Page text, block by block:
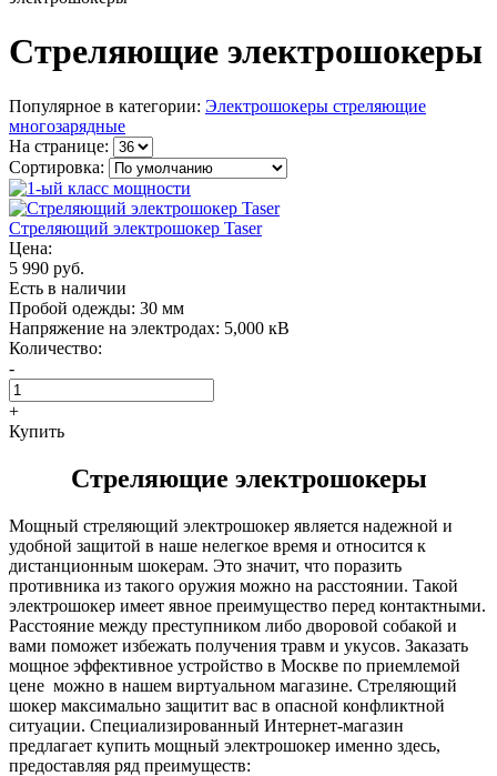
Стреляющие электрошокеры
Популярное в категории: Электрошокеры стреляющие
многозарядные
На странице:
Сортировка:
Стреляющий электрошокер Taser
Цена:
5 990 руб.
Есть в наличии
Пробой одежды: 30 мм
Напряжение на электродах: 5,000 кВ
Количество:
-
+
Купить
Стреляющие электрошокеры
Мощный стреляющий электрошокер является надежной и
удобной защитой в наше нелегкое время и относится к
дистанционным шокерам. Это значит, что поразить
противника из такого оружия можно на расстоянии. Такой
электрошокер имеет явное преимущество перед контактными.
Расстояние между преступником либо дворовой собакой и
вами поможет избежать получения травм и укусов. Заказать
мощное эффективное устройство в Москве по приемлемой
цене можно в нашем виртуальном магазине. Стреляющий
шокер максимально защитит вас в опасной конфликтной
ситуации. Специализированный Интернет-магазин
предлагает купить мощный электрошокер именно здесь,
предоставляя ряд преимуществ: